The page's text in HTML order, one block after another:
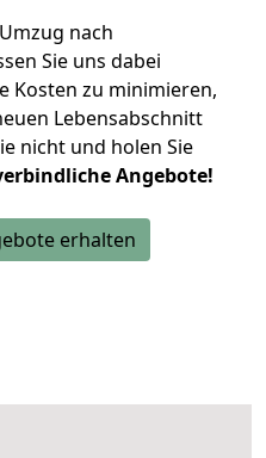
nach
Sie uns dabei
Kosten zu minimieren,
Lebensabschnitt
nicht und holen Sie
Angebote!
erhalten